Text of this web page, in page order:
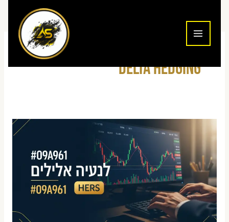
Delta Hedging
באופציות
Call
ו-
Put
על
מדד